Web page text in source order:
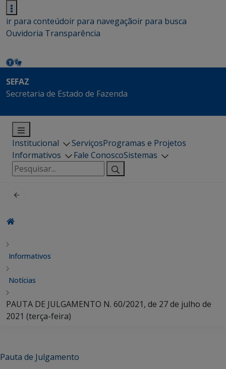
ir para conteúdoir para navegaçãoir para busca
Ouvidoria Transparência
SEFAZ
Secretaria de Estado de Fazenda
Institucional ServiçosProgramas e Projetos
Informativos
Fale ConoscoSistemas
Pesquisar
por:
Informativos
Notícias
PAUTA DE JULGAMENTO N. 60/2021, de 27 de julho de
2021 (terça-feira)
Pauta de Julgamento